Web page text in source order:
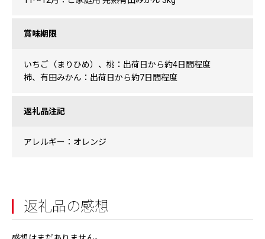
賞味期限
いちご（まりひめ）、桃：出荷日から約4日間程度
柿、有田みかん：出荷日から約7日間程度
返礼品注記
アレルギー：オレンジ
返礼品の感想